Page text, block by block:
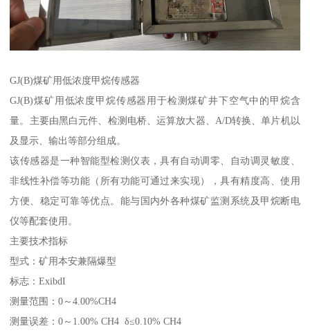
GJ(B)煤矿用低浓度甲烷传感器
GJ(B)煤矿用低浓度甲烷传感器用于检测煤矿井下空气中的甲烷含
量。主要由黑白元件、检测电桥、运算放大器、A/D转换、单片机以
及显示、输出等部分组成。
该传感器是一种智能型检测仪表，具有自动调零、自动调灵敏度、
非线性补偿等功能（所有功能可通过来实现），具有精度高、使用
方便、稳定可靠等优点。能与国内外各种煤矿监测系统及甲烷断电
仪等配套使用。
主要技术指标
型式：矿用本安兼隔爆型
标志：ExibdI
测量范围：0～4.00%CH4
测量误差：0～1.00% CH4 δ≤0.10% CH4